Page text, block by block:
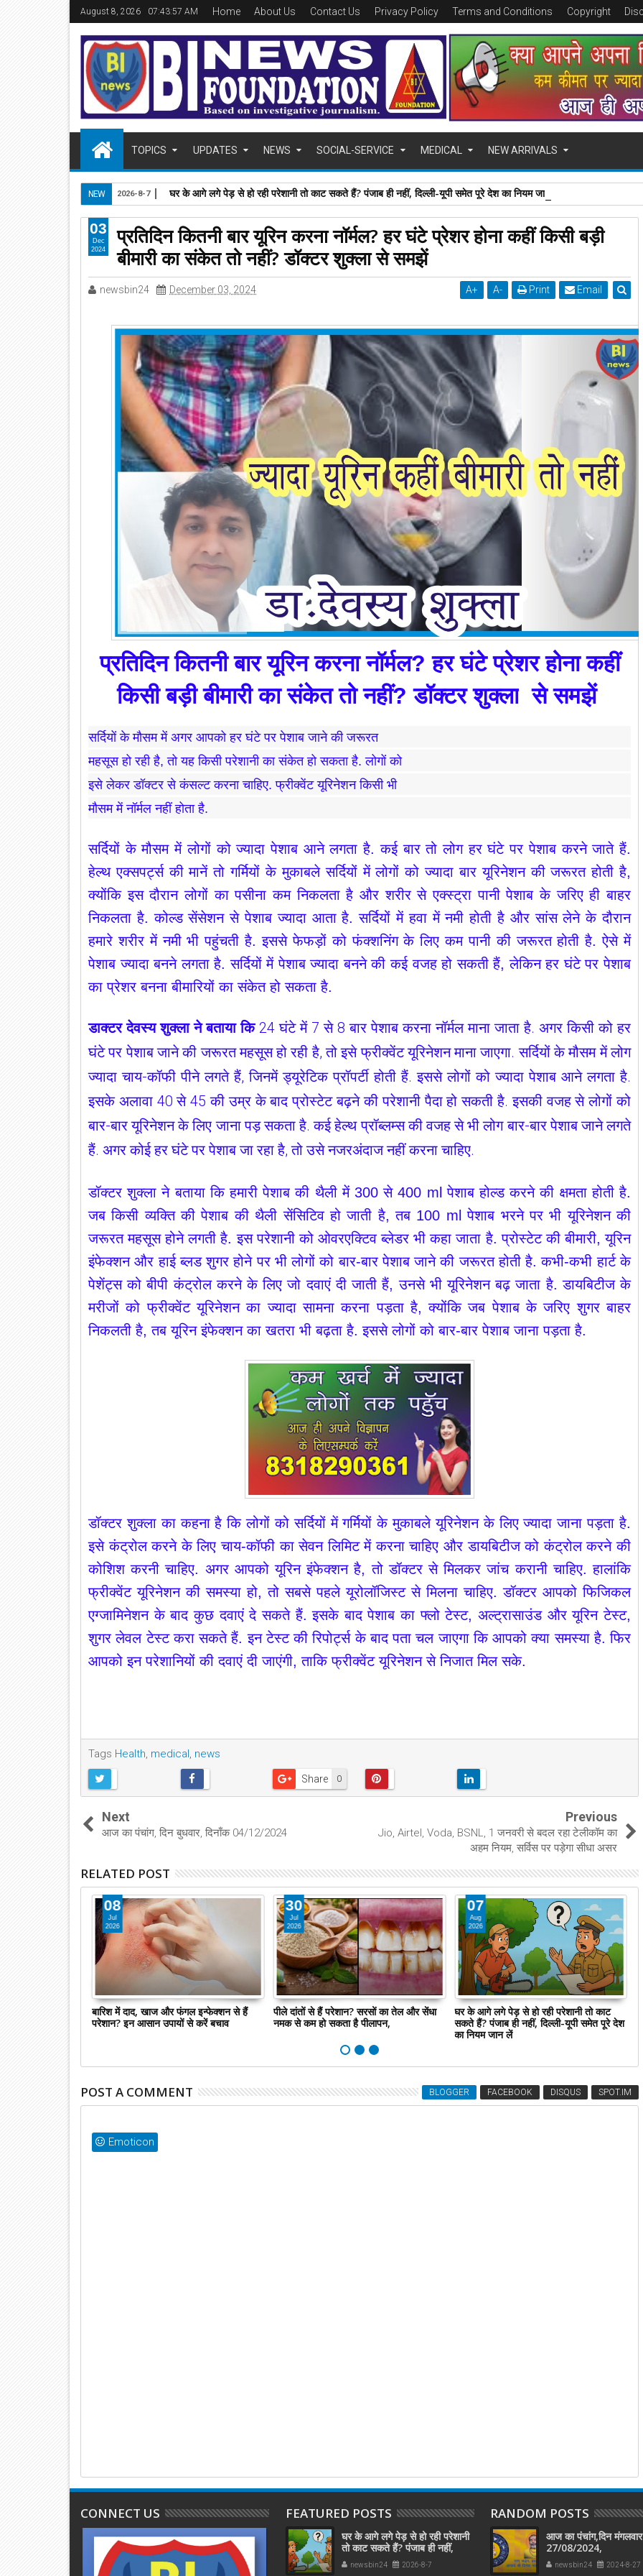
August 8, 2026 07:43:58 AM Home About Us Contact Us Privacy Policy Terms and Conditions Copyright
TOPICS UPDATES NEWS SOCIAL-SERVICE MEDICAL NEW ARRIVALS
NEW घर के आगे लगे पेड़ से हो रही परेशानी तो काट सकते हैं? पंजाब ही नहीं, दिल्‍ली-यूपी समेत पूरे देश का नियम जान लें
2026-8-7
प्रतिदिन कितनी बार यूरिन करना नॉर्मल? हर घंटे प्रेशर होना कहीं किसी बड़ी
बीमारी का संकेत तो नहीं? डॉक्टर शुक्ला से समझें
newsbin24 December 03, 2024 A+ A- Print Email
प्रतिदिन कितनी बार यूरिन करना नॉर्मल? हर घंटे प्रेशर होना कहीं
किसी बड़ी बीमारी का संकेत तो नहीं? डॉक्टरशुक्लासे समझें
सर्दियों के मौसम में अगर आपको हर घंटे पर पेशाब जाने की जरूरत
महसूस हो रही है, तो यह किसी परेशानी का संकेत हो सकता है. लोगों को
इसे लेकर डॉक्टर से कंसल्ट करना चाहिए. फ्रीक्वेंट यूरिनेशन किसी भी
मौसम में नॉर्मल नहीं होता है.
सर्दियों के मौसम में लोगों को ज्यादा पेशाब आने लगता है. कई बार तो लोग हर घंटे पर पेशाब करने जाते हैं.
हेल्थ एक्सपर्ट्स की मानें तो गर्मियों के मुकाबले सर्दियों में लोगों को ज्यादा बार यूरिनेशन की जरूरत होती है,
क्योंकि इस दौरान लोगों का पसीना कम निकलता है और शरीर से एक्स्ट्रा पानी पेशाब के जरिए ही बाहर
निकलता है. कोल्ड सेंसेशन से पेशाब ज्यादा आता है. सर्दियों में हवा में नमी होती है और सांस लेने के दौरान
हमारे शरीर में नमी भी पहुंचती है. इससे फेफड़ों को फंक्शनिंग के लिए कम पानी की जरूरत होती है. ऐसे में
पेशाब ज्यादा बनने लगता है. सर्दियों में पेशाब ज्यादा बनने की कई वजह हो सकती हैं, लेकिन हर घंटे पर पेशाब
का प्रेशर बनना बीमारियों का संकेत हो सकता है.
डाक्टर देवस्य शुक्ला ने बताया कि24 घंटे में 7 से 8 बार पेशाब करना नॉर्मल माना जाता है. अगर किसी को हर
घंटे पर पेशाब जाने की जरूरत महसूस हो रही है, तो इसे फ्रीक्वेंट यूरिनेशन माना जाएगा. सर्दियों के मौसम में लोग
ज्यादा चाय-कॉफी पीने लगते हैं, जिनमें ड्यूरेटिक प्रॉपर्टी होती हैं. इससे लोगों को ज्यादा पेशाब आने लगता है.
इसके अलावा 40 से 45 की उम्र के बाद प्रोस्टेट बढ़ने की परेशानी पैदा हो सकती है. इसकी वजह से लोगों को
बार-बार यूरिनेशन के लिए जाना पड़ सकता है. कई हेल्थ प्रॉब्लम्स की वजह से भी लोग बार-बार पेशाब जाने लगते
हैं. अगर कोई हर घंटे पर पेशाब जा रहा है, तो उसे नजरअंदाज नहीं करना चाहिए.
डॉक्टरशुक्ला ने बताया कि हमारी पेशाब की थैली में 300 से 400 ml पेशाब होल्ड करने की क्षमता होती है.
जब किसी व्यक्ति की पेशाब की थैली सेंसिटिव हो जाती है, तब 100 ml पेशाब भरने पर भी यूरिनेशन की
जरूरत महसूस होने लगती है. इस परेशानी को ओवरएक्टिव ब्लेडर भी कहा जाता है. प्रोस्टेट की बीमारी, यूरिन
इंफेक्शन और हाई ब्लड शुगर होने पर भी लोगों को बार-बार पेशाब जाने की जरूरत होती है. कभी-कभी हार्ट के
पेशेंट्स को बीपी कंट्रोल करने के लिए जो दवाएं दी जाती हैं, उनसे भी यूरिनेशन बढ़ जाता है. डायबिटीज के
मरीजों को फ्रीक्वेंट यूरिनेशन का ज्यादा सामना करना पड़ता है, क्योंकि जब पेशाब के जरिए शुगर बाहर
निकलती है, तब यूरिन इंफेक्शन का खतरा भी बढ़ता है. इससे लोगों को बार-बार पेशाब जाना पड़ता है.
डॉक्टरशुक्लाका कहना है कि लोगों को सर्दियों में गर्मियों के मुकाबले यूरिनेशन के लिए ज्यादा जाना पड़ता है.
इसे कंट्रोल करने के लिए चाय-कॉफी का सेवन लिमिट में करना चाहिए और डायबिटीज को कंट्रोल करने की
कोशिश करनी चाहिए. अगर आपको यूरिन इंफेक्शन है, तो डॉक्टर से मिलकर जांच करानी चाहिए. हालांकि
फ्रीक्वेंट यूरिनेशन की समस्या हो, तो सबसे पहले यूरोलॉजिस्ट से मिलना चाहिए. डॉक्टर आपको फिजिकल
एग्जामिनेशन के बाद कुछ दवाएं दे सकते हैं. इसके बाद पेशाब का फ्लो टेस्ट, अल्ट्रासाउंड और यूरिन टेस्ट,
शुगर लेवल टेस्ट करा सकते हैं. इन टेस्ट की रिपोर्ट्स के बाद पता चल जाएगा कि आपको क्या समस्या है. फिर
आपको इन परेशानियों की दवाएं दी जाएंगी, ताकि फ्रीक्वेंट यूरिनेशन से निजात मिल सके.
Tags Health medical news
0
Share
03
Dec
2024
Next
आज का पंचांग, दिन बुधवार, दिनाँक 04/12/2024
Previous
Jio, Airtel, Voda, BSNL, 1 जनवरी से बदल रहा टेलीकॉम का
अहम नियम, सर्विस पर पड़ेगा सीधा असर
RELATED POST
08
Jul
2026
बारिश में दाद, खाज और फंगल इन्फेक्शन से हैं
परेशान? इन आसान उपायों से करें बचाव
30
Jul
2026
पीले दांतों से हैं परेशान? सरसों का तेल और सेंधा
नमक से कम हो सकता है पीलापन,
07
Aug
2026
घर के आगे लगे पेड़ से हो रही परेशानी तो काट
सकते हैं? पंजाब ही नहीं, दिल्‍ली-यूपी समेत पूरे देश
का नियम जान लें
POST A COMMENT BLOGGER FACEBOOK DISQUS SPOT.IM
Emoticon
CONNECT US FEATURED POSTS
घर के आगे लगे पेड़ से हो रही परेशानी
तो काट सकते हैं? पंजाब ही नहीं,
दिल्‍ली-यूपी समेत पूरे देश का नियम
जान लें
newsbin24 2026-8-7
RANDOM POSTS
आज का पंचांग,दिन
27/08/2024,
newsbin24 2024-8-27